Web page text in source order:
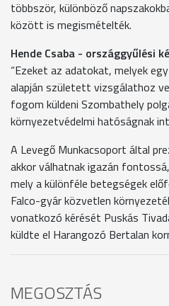
többször, különböző
között is megismételték.
Hende Csaba - országgyűlési
“Ezeket az adatokat, melyek
alapján született vizsgálathoz
fogom küldeni Szombathely
környezetvédelmi hatóságnak
A Levegő Munkacsoport által
akkor válhatnak igazán
mely a különféle betegségek
Falco-gyár közvetlen
vonatkozó kérését Puskás
küldte el Harangozó Bertalan
MEGOSZTÁS